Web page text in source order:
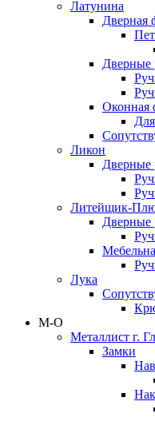
Латунина
Дверная
Дверные
Оконная
Ликон
Дверные
Литейщик-
Дверные
Лука
М-О
Металлист г.
Замки